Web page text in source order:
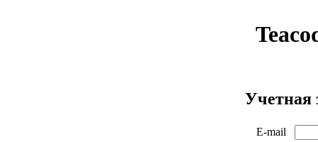
Учетная
E-mail